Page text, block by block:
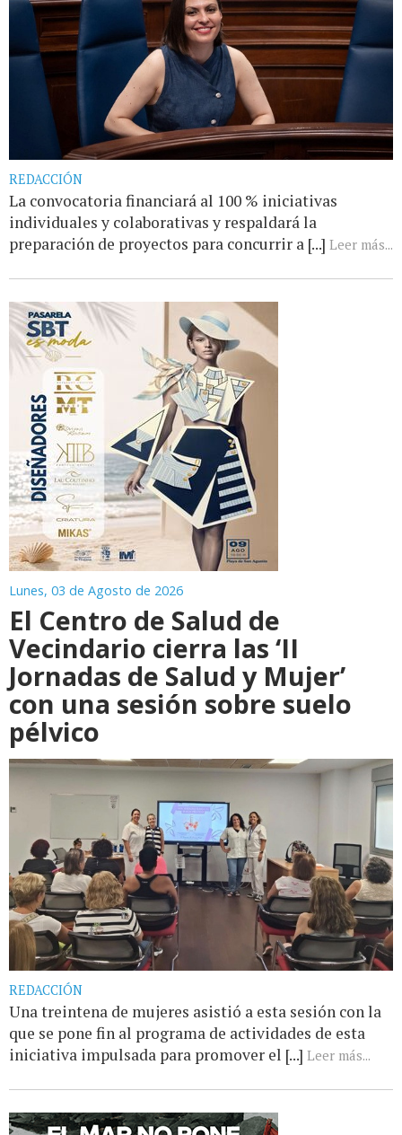
REDACCIÓN
La convocatoria financiará al 100 % iniciativas
individuales y colaborativas y respaldará la
preparación de proyectos para concurrir a [...] Leer más...
Lunes, 03 de Agosto de 2026
El Centro de Salud de
Vecindario cierra las ‘II
Jornadas de Salud y Mujer’
con una sesión sobre suelo
pélvico
REDACCIÓN
Una treintena de mujeres asistió a esta sesión con la
que se pone fin al programa de actividades de esta
iniciativa impulsada para promover el [...] Leer más...